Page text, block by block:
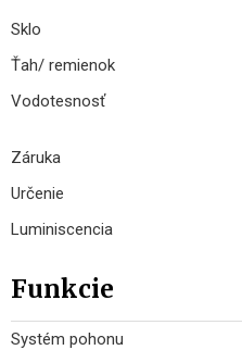
Sklo
Ťah/ remienok
Vodotesnosť
Záruka
Určenie
Luminiscencia
Funkcie
Systém pohonu